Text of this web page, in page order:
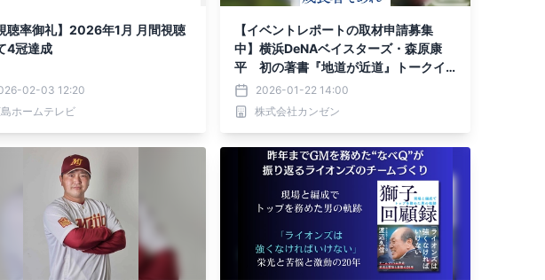
聴率御礼】2026年1月 月間視聴
4冠達成
02-03 12:20
ホームテレビ
【イベントレポートの取材申請募集
中】横浜DeNAベイスターズ・森原康
平 初の著書『地道が近道』トークイ
ベント開催！
2026-01-22 14:00
株式会社カンゼン